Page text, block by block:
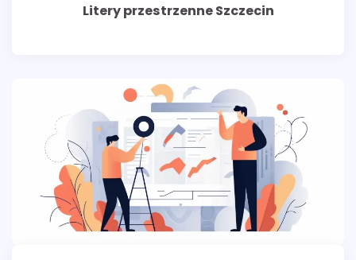
Litery przestrzenne Szczecin